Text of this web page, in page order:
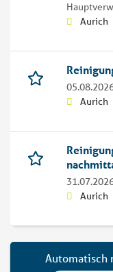
Aurich
Aurich
Aurich
Automatisch